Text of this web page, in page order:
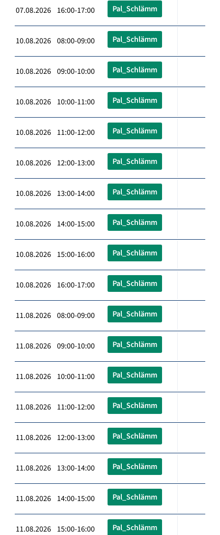
07.08.2026 16:00-17:00 Pal_Schlämm
10.08.2026 08:00-09:00 Pal_Schlämm
10.08.2026 09:00-10:00 Pal_Schlämm
10.08.2026 10:00-11:00 Pal_Schlämm
10.08.2026 11:00-12:00 Pal_Schlämm
10.08.2026 12:00-13:00 Pal_Schlämm
10.08.2026 13:00-14:00 Pal_Schlämm
10.08.2026 14:00-15:00 Pal_Schlämm
10.08.2026 15:00-16:00 Pal_Schlämm
10.08.2026 16:00-17:00 Pal_Schlämm
11.08.2026 08:00-09:00 Pal_Schlämm
11.08.2026 09:00-10:00 Pal_Schlämm
11.08.2026 10:00-11:00 Pal_Schlämm
11.08.2026 11:00-12:00 Pal_Schlämm
11.08.2026 12:00-13:00 Pal_Schlämm
11.08.2026 13:00-14:00 Pal_Schlämm
11.08.2026 14:00-15:00 Pal_Schlämm
11.08.2026 15:00-16:00 Pal_Schlämm